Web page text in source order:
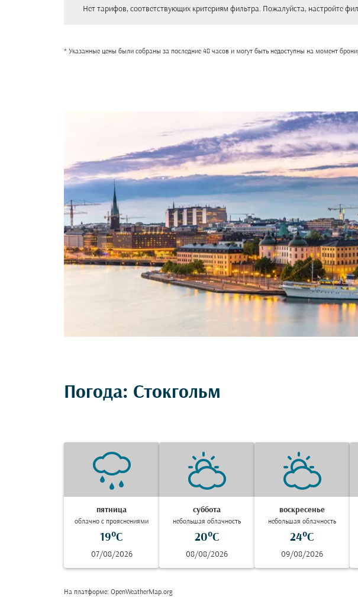
Нет тарифов, соответствующих критериям фильтра. Пожалуйста, настройте
* Указанные цены были собраны за последние 48 часов и могут быть недоступны на момент
Погода: Стокгольм
пятница
облачно с прояснениями
19°C
07/08/2026
суббота
небольшая облачность
20°C
08/08/2026
воскресенье
небольшая облачность
24°C
09/08/2026
На платформе: OpenWeatherMap.org